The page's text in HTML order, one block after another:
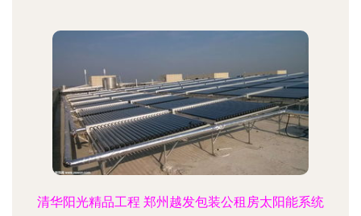
清华阳光精品工程 郑州越发包装公租房太阳能系统